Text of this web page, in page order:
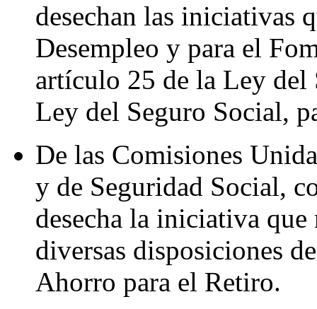
desechan las iniciativas
Desempleo y para el
artículo 25 de la Ley del
Ley del Seguro Social,
De las Comisiones
y de Seguridad Social,
desecha la iniciativa
diversas disposiciones
Ahorro para el Retiro.